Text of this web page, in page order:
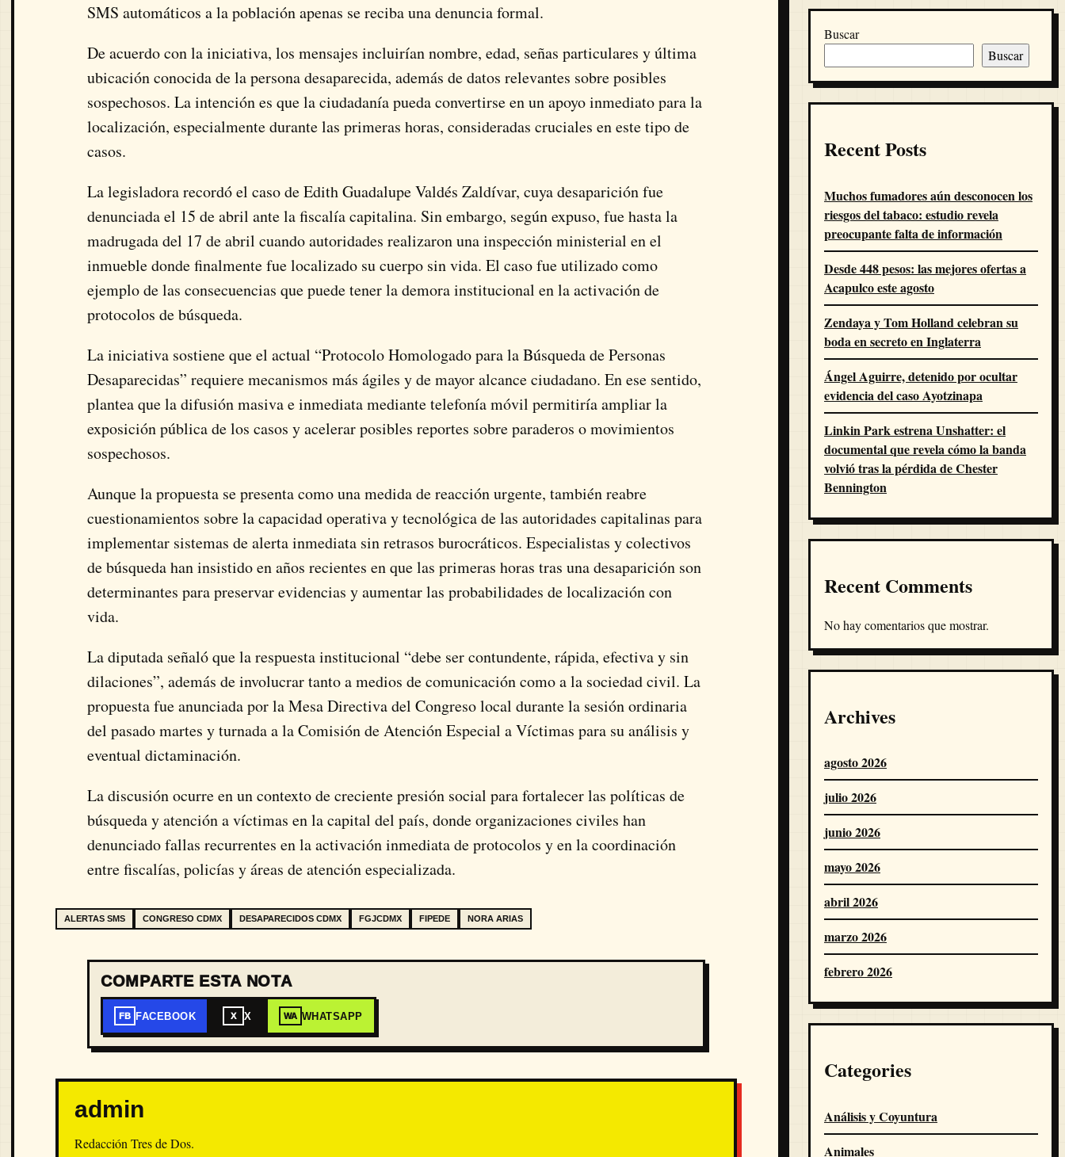
SMS automáticos a la población apenas se reciba una denuncia formal.
De acuerdo con la iniciativa, los mensajes incluirían nombre, edad, señas particulares y última
ubicación conocida de la persona desaparecida, además de datos relevantes sobre posibles
sospechosos. La intención es que la ciudadanía pueda convertirse en un apoyo inmediato para la
localización, especialmente durante las primeras horas, consideradas cruciales en este tipo de
casos.
La legisladora recordó el caso de Edith Guadalupe Valdés Zaldívar, cuya desaparición fue
denunciada el 15 de abril ante la fiscalía capitalina. Sin embargo, según expuso, fue hasta la
madrugada del 17 de abril cuando autoridades realizaron una inspección ministerial en el
inmueble donde finalmente fue localizado su cuerpo sin vida. El caso fue utilizado como
ejemplo de las consecuencias que puede tener la demora institucional en la activación de
protocolos de búsqueda.
La iniciativa sostiene que el actual “Protocolo Homologado para la Búsqueda de Personas
Desaparecidas” requiere mecanismos más ágiles y de mayor alcance ciudadano. En ese sentido,
plantea que la difusión masiva e inmediata mediante telefonía móvil permitiría ampliar la
exposición pública de los casos y acelerar posibles reportes sobre paraderos o movimientos
sospechosos.
Aunque la propuesta se presenta como una medida de reacción urgente, también reabre
cuestionamientos sobre la capacidad operativa y tecnológica de las autoridades capitalinas para
implementar sistemas de alerta inmediata sin retrasos burocráticos. Especialistas y colectivos
de búsqueda han insistido en años recientes en que las primeras horas tras una desaparición son
determinantes para preservar evidencias y aumentar las probabilidades de localización con
vida.
La diputada señaló que la respuesta institucional “debe ser contundente, rápida, efectiva y sin
dilaciones”, además de involucrar tanto a medios de comunicación como a la sociedad civil. La
propuesta fue anunciada por la Mesa Directiva del Congreso local durante la sesión ordinaria
del pasado martes y turnada a la Comisión de Atención Especial a Víctimas para su análisis y
eventual dictaminación.
La discusión ocurre en un contexto de creciente presión social para fortalecer las políticas de
búsqueda y atención a víctimas en la capital del país, donde organizaciones civiles han
denunciado fallas recurrentes en la activación inmediata de protocolos y en la coordinación
entre fiscalías, policías y áreas de atención especializada.
ALERTAS SMS CONGRESO CDMX DESAPARECIDOS CDMX FGJCDMX FIPEDE NORA ARIAS
COMPARTE ESTA NOTA
FB FACEBOOK X X WA WHATSAPP
admin
Redacción Tres de Dos.
Buscar
Buscar
Recent Posts
Muchos fumadores aún desconocen los
riesgos del tabaco: estudio revela
preocupante falta de información
Desde 448 pesos: las mejores ofertas a
Acapulco este agosto
Zendaya y Tom Holland celebran su
boda en secreto en Inglaterra
Ángel Aguirre, detenido por ocultar
evidencia del caso Ayotzinapa
Linkin Park estrena Unshatter: el
documental que revela cómo la banda
volvió tras la pérdida de Chester
Bennington
Recent Comments
No hay comentarios que mostrar.
Archives
agosto 2026
julio 2026
junio 2026
mayo 2026
abril 2026
marzo 2026
febrero 2026
Categories
Análisis y Coyuntura
Animales